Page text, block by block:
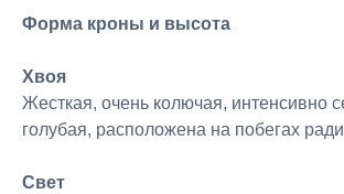
Форма кроны и высота
Хвоя
Жесткая, очень колючая, интенсивно
голубая, расположена на побегах
Свет